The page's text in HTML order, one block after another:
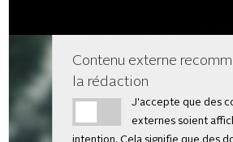
Contenu externe
la rédaction
J'accepte que des
externes soient